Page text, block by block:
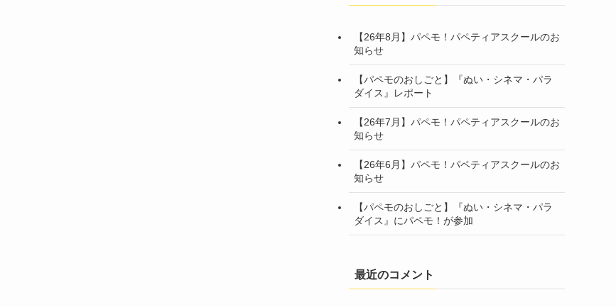
【26年8月】パペモ！パペティアスクールのお
知らせ
【パペモのおしごと】『ぬい・シネマ・パラ
ダイス』レポート
【26年7月】パペモ！パペティアスクールのお
知らせ
【26年6月】パペモ！パペティアスクールのお
知らせ
【パペモのおしごと】『ぬい・シネマ・パラ
ダイス』にパペモ！が参加
最近のコメント